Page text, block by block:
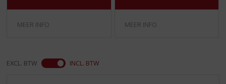
MEER INFO MEER INFO
EXCL. BTW INCL. BTW